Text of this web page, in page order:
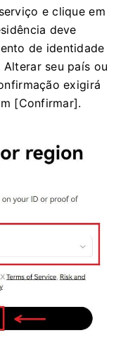
e clique em
deve
de identidade
seu país ou
exigirá
[Confirmar].